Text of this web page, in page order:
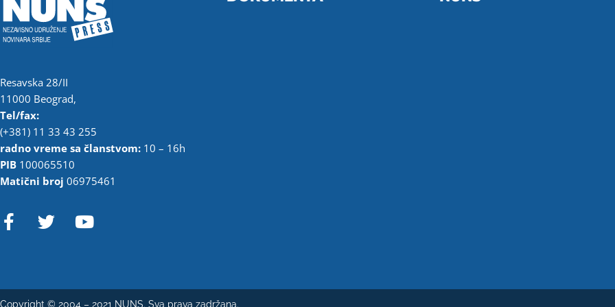
Resavska 28/II
11000 Beograd,
Tel/fax:
(+381) 11 33 43 255
radno vreme sa članstvom: 10 – 16h
PIB 100065510
Matični broj 06975461
F
a
b
T
t
Y
u
Copyright © 2004 – 2021 NUNS. Sva prava zadržana.